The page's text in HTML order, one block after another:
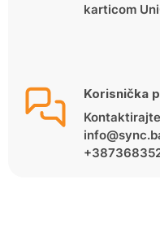
karticom
Korisnička